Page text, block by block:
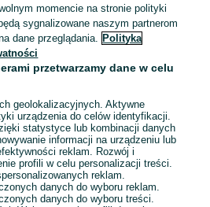
zawodowe
firmy
2026
momencie na stronie polityki
sygnalizowane naszym partnerom
dane przeglądania. Polityka
przetwarzamy dane w celu
geolokalizacyjnych. Aktywne
urządzenia do celów identyfikacji.
statystyce lub kombinacji danych
informacji na urządzeniu lub
reklam. Rozwój i
profili w celu personalizacji treści.
reklam.
danych do wyboru reklam.
danych do wyboru treści.